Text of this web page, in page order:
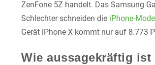
ZenFone 5Z handelt. Das Samsung
Schlechter schneiden die iPhone-
Gerät iPhone X kommt nur auf 8.773
Wie aussagekräftig ist